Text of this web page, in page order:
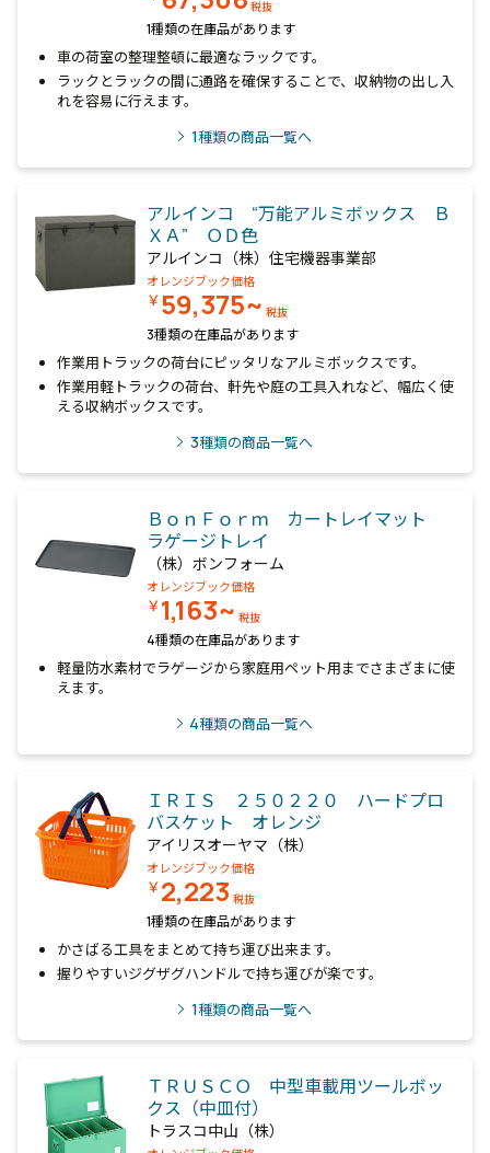
税抜
1種類の在庫品があります
車の荷室の整理整頓に最適なラックです。
ラックとラックの間に通路を確保することで、収納物の出し入
れを容易に行えます。
1種類の商品一覧へ
アルインコ “万能アルミボックス Ｂ
ＸＡ” ＯＤ色
アルインコ（株）住宅機器事業部
オレンジブック価格
￥59,375~ 税抜
3種類の在庫品があります
作業用トラックの荷台にピッタリなアルミボックスです。
作業用軽トラックの荷台、軒先や庭の工具入れなど、幅広く使
える収納ボックスです。
3種類の商品一覧へ
ＢｏｎＦｏｒｍ カートレイマット
ラゲージトレイ
（株）ボンフォーム
オレンジブック価格
￥1,163~ 税抜
4種類の在庫品があります
軽量防水素材でラゲージから家庭用ペット用までさまざまに使
えます。
4種類の商品一覧へ
ＩＲＩＳ ２５０２２０ ハードプロ
バスケット オレンジ
アイリスオーヤマ（株）
オレンジブック価格
￥2,223 税抜
1種類の在庫品があります
かさばる工具をまとめて持ち運び出来ます。
握りやすいジグザグハンドルで持ち運びが楽です。
1種類の商品一覧へ
ＴＲＵＳＣＯ 中型車載用ツールボッ
クス（中皿付）
トラスコ中山（株）